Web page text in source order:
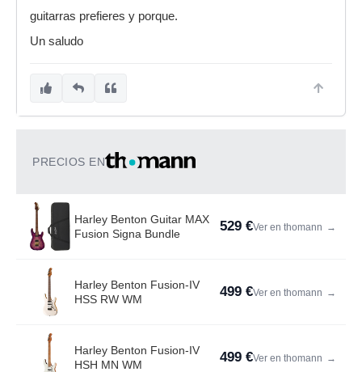
guitarras prefieres y porque.
Un saludo
PRECIOS EN
Harley Benton Guitar MAX
Fusion Signa Bundle
529 €Ver en thomann →
Harley Benton Fusion-IV
HSS RW WM
499 €Ver en thomann →
Harley Benton Fusion-IV
HSH MN WM
499 €Ver en thomann →